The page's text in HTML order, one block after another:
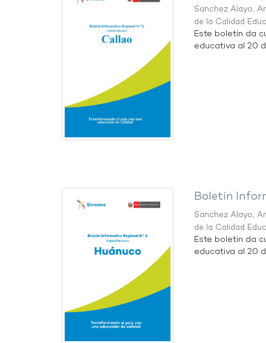
Sanchez Alayo,
de la Calidad
Este boletín da
educativa al 20
Boletín
Sanchez Alayo,
de la Calidad
Este boletín da
educativa al 20